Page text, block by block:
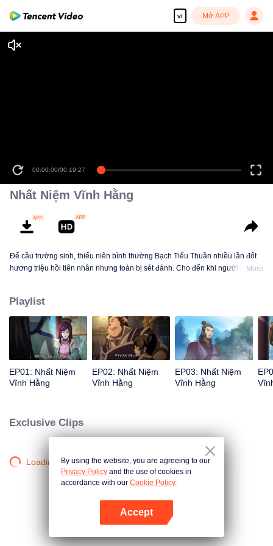
vi Mở APP
00:00:00/00:19:27
Nhất Niệm Vĩnh Hằng
Để cầu trường sinh, thiếu niên bình thường Bạch Tiểu Thuần nhiều lần đốt
hương triệu hồi tiên nhân nhưng toàn bị sét đánh. Cho đến khi người dẫnMore
Playlist
EP01: Nhất Niệm
Vĩnh Hằng
EP02: Nhất Niệm
Vĩnh Hằng
EP03: Nhất Niệm
Vĩnh Hằng
Exclusive Clips
Loading…By using the website, you are agreeing to our
Privacy Policy and the use of cookies in
accordance with our Cookie Policy.
Accept